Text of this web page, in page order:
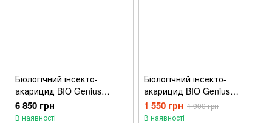
Біологічний інсекто-
акарицид BIO Genius
Метабо 5л
6 850 грн
В наявності
Біологічний інсекто-
акарицид BIO Genius
Метабо 1л
1 550 грн 1 900 грн
В наявності